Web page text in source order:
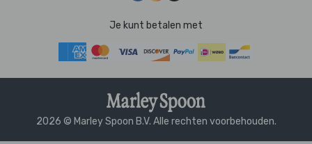
Je kunt betalen met
2026 © Marley Spoon B.V. Alle rechten voorbehouden.